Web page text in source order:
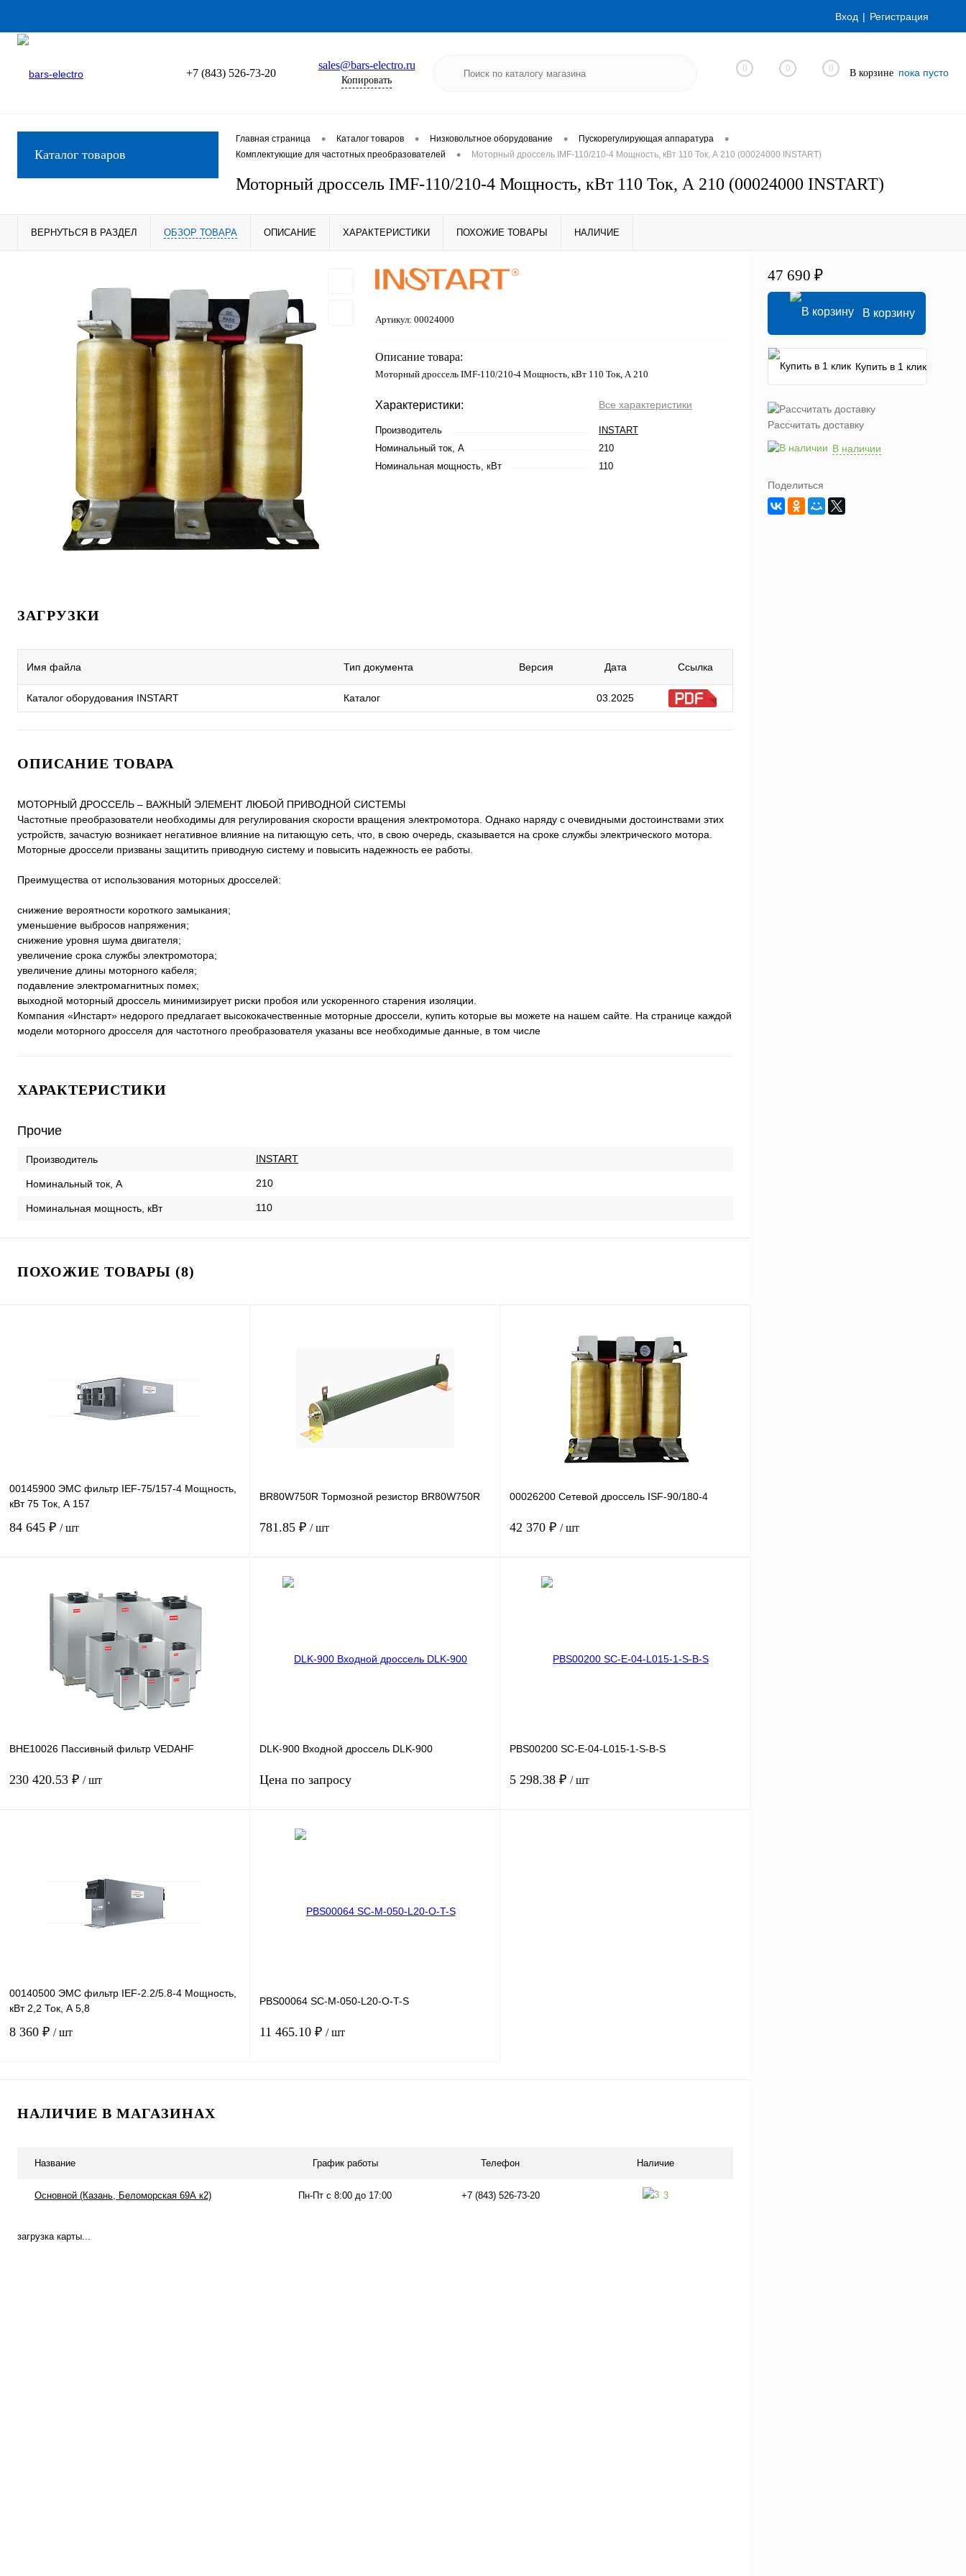
Вход Регистрация
+7 (843) 526-73-20
sales@bars-electro.ru
Копировать
0 0 0 В корзине пока пусто
Каталог товаров
Главная страница • Каталог товаров • Низковольтное оборудование • Пускорегулирующая аппаратура •
Комплектующие для частотных преобразователей • Моторный дроссель IMF-110/210-4 Мощность, кВт 110 Ток, А 210 (00024000 INSTART)
Моторный дроссель IMF-110/210-4 Мощность, кВт 110 Ток, А 210 (00024000 INSTART)
ВЕРНУТЬСЯ В РАЗДЕЛ ОБЗОР ТОВАРА ОПИСАНИЕ ХАРАКТЕРИСТИКИ ПОХОЖИЕ ТОВАРЫ НАЛИЧИЕ
Артикул: 00024000
Описание товара:
Моторный дроссель IMF-110/210-4 Мощность, кВт 110 Ток, А 210
Характеристики: Все характеристики
Производитель
INSTART
Номинальный ток, А
210
Номинальная мощность, кВт
110
ЗАГРУЗКИ
Имя файла Тип документа Версия Дата Ссылка
Каталог оборудования INSTART Каталог 03.2025
ОПИСАНИЕ ТОВАРА
МОТОРНЫЙ ДРОССЕЛЬ – ВАЖНЫЙ ЭЛЕМЕНТ ЛЮБОЙ ПРИВОДНОЙ СИСТЕМЫ
Частотные преобразователи необходимы для регулирования скорости вращения электромотора. Однако наряду с очевидными достоинствами этих
устройств, зачастую возникает негативное влияние на питающую сеть, что, в свою очередь, сказывается на сроке службы электрического мотора.
Моторные дроссели призваны защитить приводную систему и повысить надежность ее работы.
Преимущества от использования моторных дросселей:
снижение вероятности короткого замыкания;
уменьшение выбросов напряжения;
снижение уровня шума двигателя;
увеличение срока службы электромотора;
увеличение длины моторного кабеля;
подавление электромагнитных помех;
выходной моторный дроссель минимизирует риски пробоя или ускоренного старения изоляции.
Компания «Инстарт» недорого предлагает высококачественные моторные дроссели, купить которые вы можете на нашем сайте. На странице каждой
модели моторного дросселя для частотного преобразователя указаны все необходимые данные, в том числе
ХАРАКТЕРИСТИКИ
Прочие
Производитель INSTART
Номинальный ток, А 210
Номинальная мощность, кВт 110
ПОХОЖИЕ ТОВАРЫ (8)
00145900 ЭМС фильтр IEF-75/157-4 Мощность,
кВт 75 Ток, А 157
84 645 ₽ / шт
Купить в 1 клик
В избранное Под заказ
BR80W750R Тормозной резистор BR80W750R
781.85 ₽ / шт
00026200 Сетевой дроссель ISF-90/180-4
42 370 ₽ / шт
BHE10026 Пассивный фильтр VEDAHF
230 420.53 ₽ / шт
Под заказ
DLK-900 Входной дроссель DLK-900
Цена по запросу
PBS00200 SC-E-04-L015-1-S-B-S
5 298.38 ₽ / шт
00140500 ЭМС фильтр IEF-2.2/5.8-4 Мощность,
кВт 2,2 Ток, А 5,8
8 360 ₽ / шт
PBS00064 SC-M-050-L20-O-T-S
11 465.10 ₽ / шт
НАЛИЧИЕ В МАГАЗИНАХ
Название График работы Телефон Наличие
Основной (Казань, Беломорская 69А к2) Пн-Пт с 8:00 до 17:00 +7 (843) 526-73-20 3
загрузка карты...
47 690 ₽
В корзину
Купить в 1 клик
Рассчитать доставку
В наличии
Поделиться